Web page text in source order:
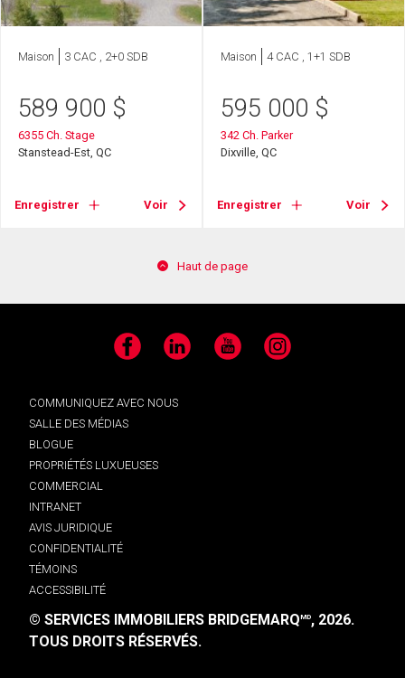
Maison 3 CAC , 2+0 SDB
589 900 $
6355 Ch. Stage
Stanstead-Est, QC
Enregistrer Voir
Maison 4 CAC , 1+1 SDB
595 000 $
342 Ch. Parker
Dixville, QC
Enregistrer Voir
Haut de page
Facebook LinkedIn YouTube Instagram
COMMUNIQUEZ AVEC NOUS
SALLE DES MÉDIAS
BLOGUE
PROPRIÉTÉS LUXUEUSES
COMMERCIAL
INTRANET
AVIS JURIDIQUE
CONFIDENTIALITÉ
TÉMOINS
ACCESSIBILITÉ
© SERVICES IMMOBILIERS BRIDGEMARQMD, 2026.
TOUS DROITS RÉSERVÉS.